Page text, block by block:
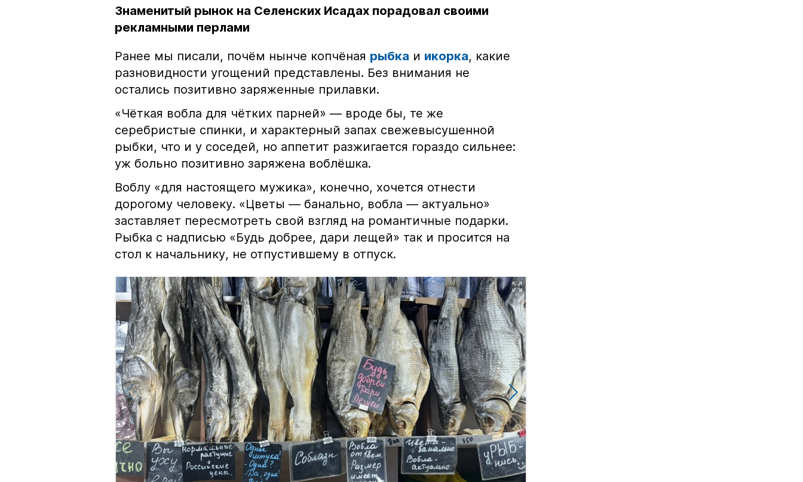
Знаменитый рынок на Селенских Исадах порадовал своими
рекламными перлами
Ранее мы писали, почём нынче копчёная рыбка и икорка, какие
разновидности угощений представлены. Без внимания не
остались позитивно заряженные прилавки.
«Чёткая вобла для чётких парней» — вроде бы, те же
серебристые спинки, и характерный запах свежевысушенной
рыбки, что и у соседей, но аппетит разжигается гораздо сильнее:
уж больно позитивно заряжена воблёшка.
Воблу «для настоящего мужика», конечно, хочется отнести
дорогому человеку. «Цветы — банально, вобла — актуально»
заставляет пересмотреть свой взгляд на романтичные подарки.
Рыбка с надписью «Будь добрее, дари лещей» так и просится на
стол к начальнику, не отпустившему в отпуск.